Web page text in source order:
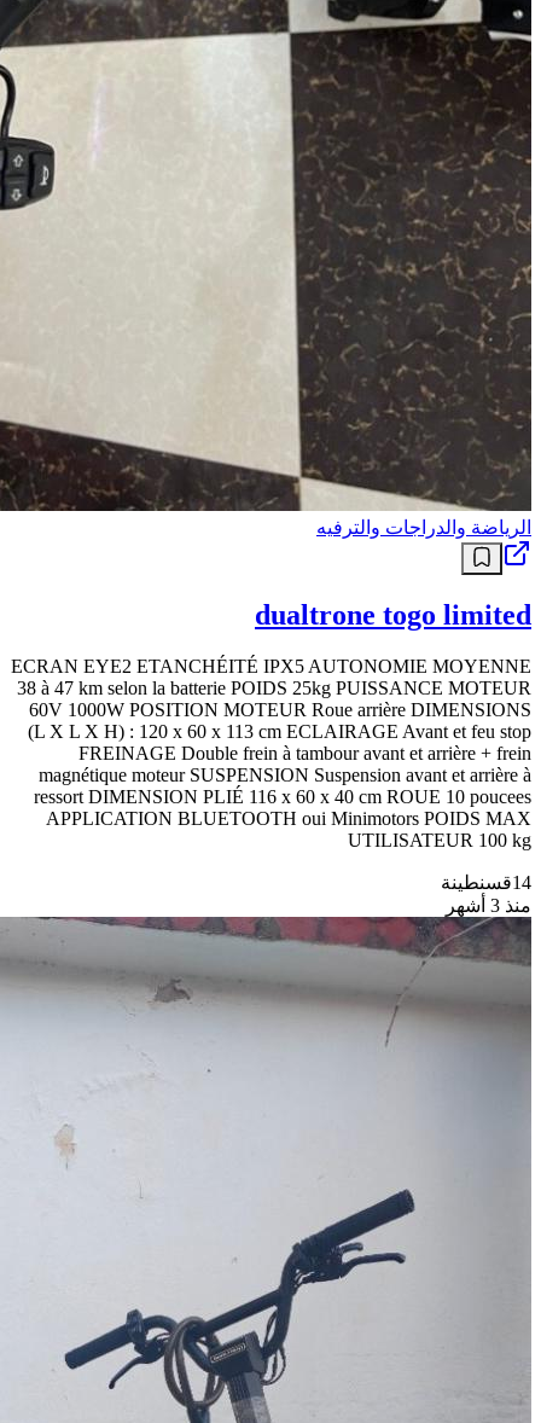
الرياضة والدراجات والترفيه
dualtrone togo limited
ECRAN EYE2 ETANCHÉITÉ IPX5 AUTONOMIE MOYENNE
38 à 47 km selon la batterie POIDS 25kg PUISSANCE MOTEUR
60V 1000W POSITION MOTEUR Roue arrière DIMENSIONS
(L X L X H) : 120 x 60 x 113 cm ECLAIRAGE Avant et feu stop
FREINAGE Double frein à tambour avant et arrière + frein
magnétique moteur SUSPENSION Suspension avant et arrière à
ressort DIMENSION PLIÉ 116 x 60 x 40 cm ROUE 10 poucees
APPLICATION BLUETOOTH oui Minimotors POIDS MAX
UTILISATEUR 100 kg
14قسنطينة
منذ 3 أشهر